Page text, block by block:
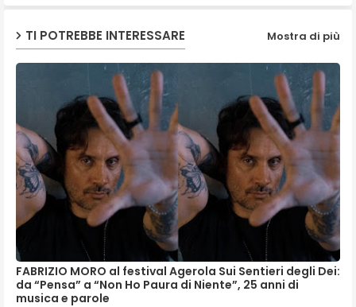
TI POTREBBE INTERESSARE Mostra di più
FABRIZIO MORO al festival Agerola Sui Sentieri degli Dei:
da “Pensa” a “Non Ho Paura di Niente”, 25 anni di
musica e parole